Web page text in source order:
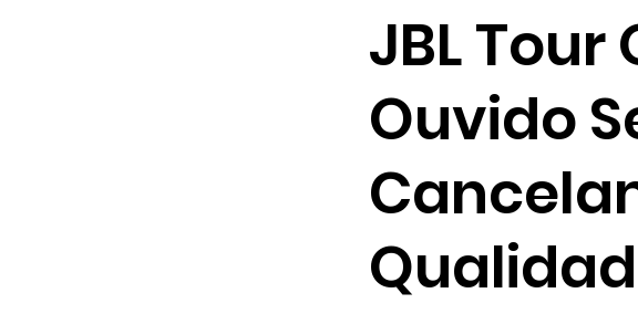
JBL Tour
Ouvido